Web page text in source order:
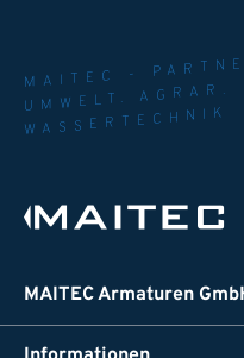
MAITEC -
UMWELT. AGRAR.
WASSERTECHNIK
MAITEC Armaturen